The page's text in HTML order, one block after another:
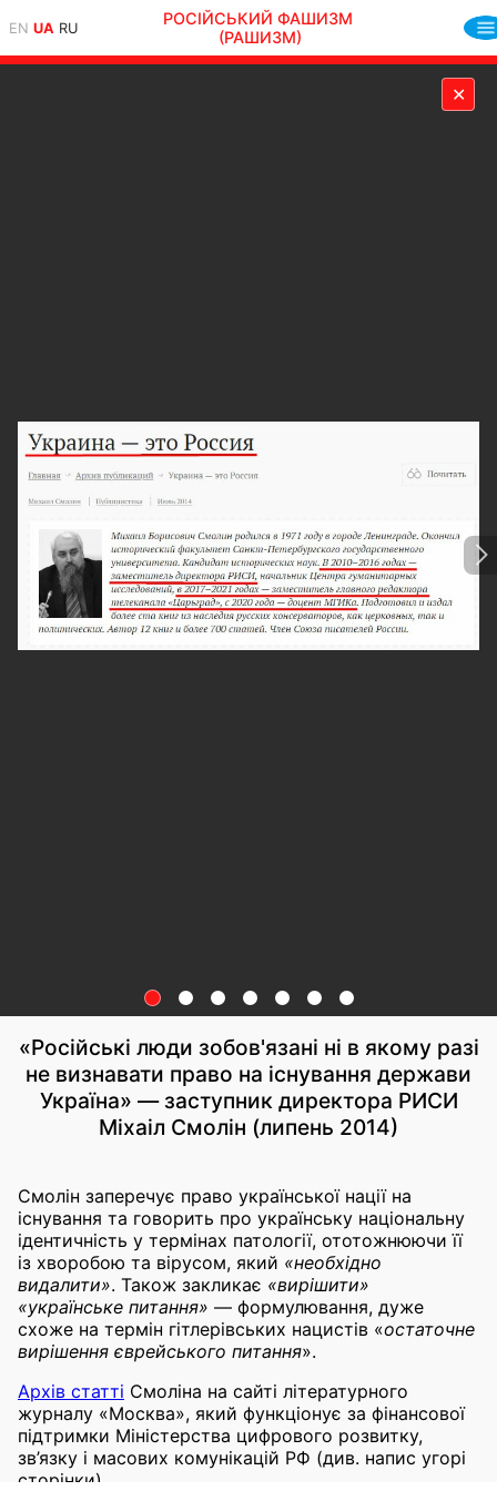
EN UA RU
РОСІЙСЬКИЙ ФАШИЗМ
(РАШИЗМ)
✕
«Російські люди зобов'язані ні в якому разі
не визнавати право на існування держави
Україна» — заступник директора РИСИ
Міхаіл Смолін (липень 2014)
Смолін заперечує право української нації на
існування та говорить про українську національну
ідентичність у термінах патології, ототожнюючи її
із хворобою та вірусом, який «необхідно
видалити». Також закликає «вирішити»
«українське питання» — формулювання, дуже
схоже на термін гітлерівських нацистів «остаточне
вирішення єврейського питання».
Архів статті Смоліна на сайті літературного
журналу «Москва», який функціонує за фінансової
підтримки Міністерства цифрового розвитку,
зв’язку і масових комунікацій РФ (див. напис угорі
сторінки).